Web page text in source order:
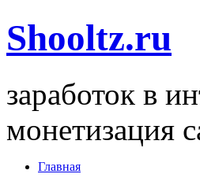
Shooltz.ru
заработок в
монетизация
Главная